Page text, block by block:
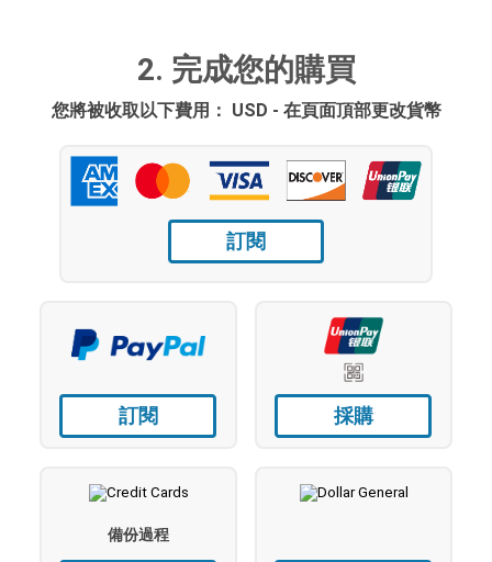
2. 完成您的購買
您將被收取以下費用： USD - 在頁面頂部更改貨幣
訂閱
訂閱 採購
備份過程